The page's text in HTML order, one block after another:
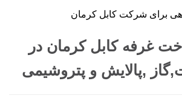
برای شرکت کابل کرمان
غرفه کابل کرمان در
,پالایش و پتروشیمی